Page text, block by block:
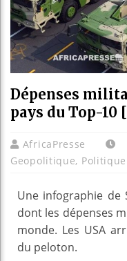
Dépenses
pays du Top-
AfricaPresse
Geopolitique, Politique
Une infographie de
dont les dépenses
monde. Les USA
du peloton.